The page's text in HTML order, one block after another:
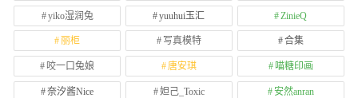
yiko湿润兔 yuuhui玉汇 ZinieQ
丽柜 写真模特 合集
咬一口兔娘 唐安琪 喵糖印画
奈汐酱Nice 妲己_Toxic 安然anran